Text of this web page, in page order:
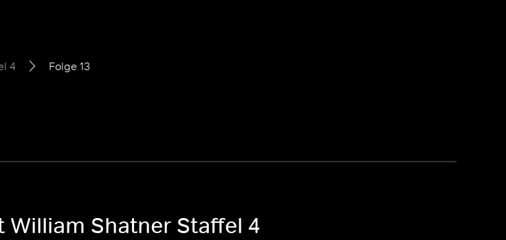
4 Folge 13
William Shatner Staffel 4